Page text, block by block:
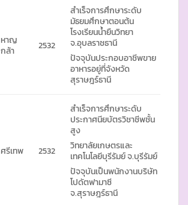
หาญ
กล้า
2532
สำเร็จการศึกษาระดับ
มัธยมศึกษาตอนต้น
โรงเรียนน้ำยืนวิทยา
จ.อุบลราชธานี
ปัจจุบันประกอบอาชีพขาย
อาหารอยู่ที่จังหวัด
สุราษฎร์ธานี
ศรีเทพ 2532
สำเร็จการศึกษาระดับ
ประกาศนียบัตรวิชาชีพชั้น
สูง
วิทยาลัยเกษตรและ
เทคโนโลยีบุรีรัมย์ จ.บุรีรัมย์
ปัจจุบันเป็นพนักงานบริษัท
โปดัตฟามาซี
จ.สุราษฎร์ธานี